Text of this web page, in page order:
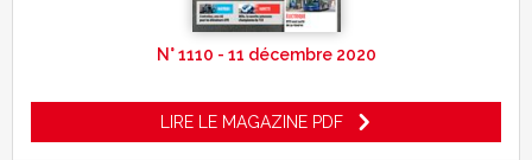
N° 1110 - 11 décembre 2020
LIRE LE MAGAZINE PDF